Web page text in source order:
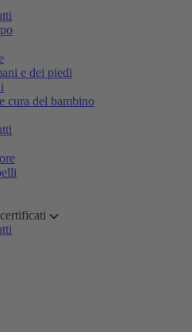
e dei piedi
cura del bambino